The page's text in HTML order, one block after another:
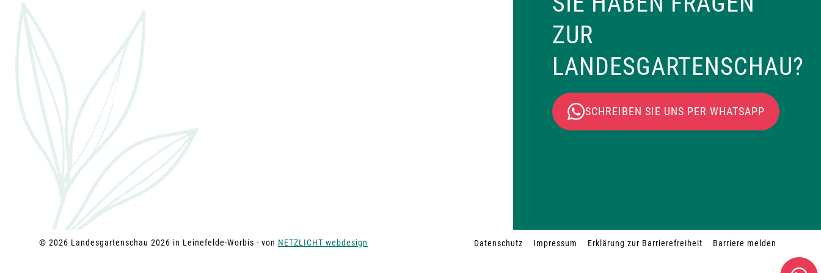
g
a
t
i
o
ZUR
LANDESGARTENSCHAU?
SCHREIBEN SIE UNS PER WHATSAPP
© 2026 Landesgartenschau 2026 in Leinefelde-Worbis - von NETZLICHT webdesign Datenschutz Impressum Erklärung zur Barrierefreiheit Barriere melden